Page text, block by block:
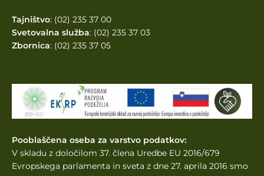
Tajništvo: (02) 235 37 00
Svetovalna služba: (02) 235 37 03
Zbornica: (02) 235 37 05
Pooblaščena oseba za varstvo podatkov:
V skladu z določilom 37. člena Uredbe EU 2016/679
Evropskega parlamenta in sveta z dne 27. aprila 2016 smo